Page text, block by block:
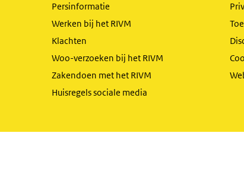
Persinformatie
Werken bij het RIVM
Klachten
Woo-verzoeken bij het RIVM
Zakendoen met het RIVM
Huisregels sociale media